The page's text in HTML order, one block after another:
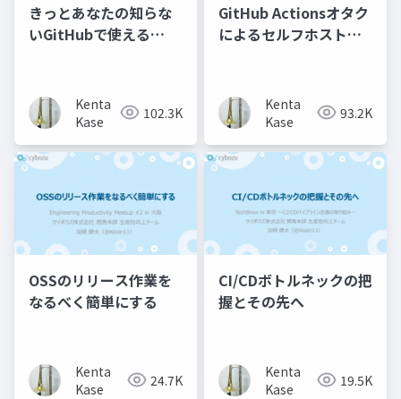
きっとあなたの知らな
いGitHubで使える
Kenta
Kase
102.3K
GitHub Actionsオタク
によるセルフホストラ
Kenta
Kase
93.2K
OSSのリリース作業を
なるべく簡単にする
Kenta
Kase
24.7K
CI/CDボトルネックの把
握とその先へ
Kenta
Kase
19.5K